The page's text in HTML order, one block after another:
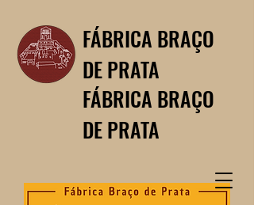
FÁBRICA BRAÇO
DE PRATA
FÁBRICA BRAÇO
DE PRATA